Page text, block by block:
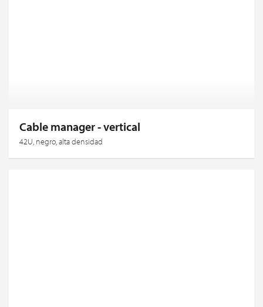
Cable manager - vertical
42U, negro, alta densidad